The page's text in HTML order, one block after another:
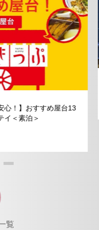
】おすすめ屋台13
素泊＞
覧